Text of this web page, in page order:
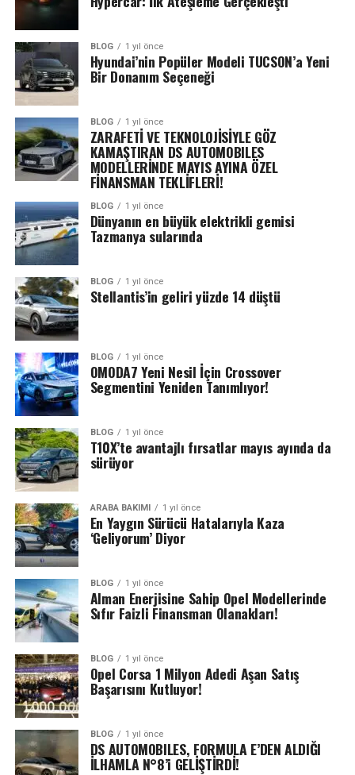
BLOG 1 yıl önce
Hyundai’nin Popüler Modeli TUCSON’a Yeni
Bir Donanım Seçeneği
BLOG 1 yıl önce
ZARAFETİ VE TEKNOLOJİSİYLE GÖZ
KAMAŞTIRAN DS AUTOMOBILES
MODELLERİNDE MAYIS AYINA ÖZEL
FİNANSMAN TEKLİFLERİ!
BLOG 1 yıl önce
Dünyanın en büyük elektrikli gemisi
Tazmanya sularında
BLOG 1 yıl önce
Stellantis’in geliri yüzde 14 düştü
BLOG 1 yıl önce
OMODA7 Yeni Nesil İçin Crossover
Segmentini Yeniden Tanımlıyor!
BLOG 1 yıl önce
T10X’te avantajlı fırsatlar mayıs ayında da
sürüyor
ARABA BAKIMI 1 yıl önce
En Yaygın Sürücü Hatalarıyla Kaza
‘Geliyorum’ Diyor
BLOG 1 yıl önce
Alman Enerjisine Sahip Opel Modellerinde
Sıfır Faizli Finansman Olanakları!
BLOG 1 yıl önce
Opel Corsa 1 Milyon Adedi Aşan Satış
Başarısını Kutluyor!
BLOG 1 yıl önce
DS AUTOMOBILES, FORMULA E’DEN ALDIĞI
İLHAMLA N°8’i GELİŞTİRDİ!